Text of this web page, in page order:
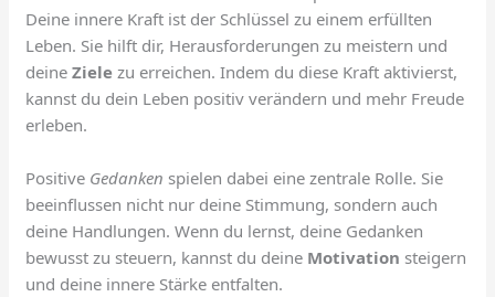
Deine innere Kraft ist der Schlüssel zu einem erfüllten
Leben. Sie hilft dir, Herausforderungen zu meistern und
deineZiele zu erreichen. Indem du diese Kraft aktivierst,
kannst du dein Leben positiv verändern und mehr Freude
erleben.
Positive Gedanken spielen dabei eine zentrale Rolle. Sie
beeinflussen nicht nur deine Stimmung, sondern auch
deine Handlungen. Wenn du lernst, deine Gedanken
bewusst zu steuern, kannst du deine Motivation steigern
und deine innere Stärke entfalten.